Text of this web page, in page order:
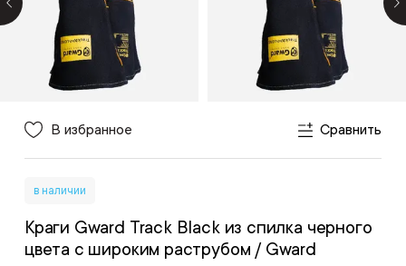
В избранное Сравнить
в наличии
Краги Gward Track Black из спилка черного
цвета с широким раструбом / Gward